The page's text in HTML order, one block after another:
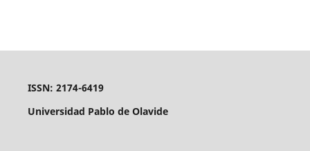
ISSN: 2174-6419
Universidad Pablo de Olavide